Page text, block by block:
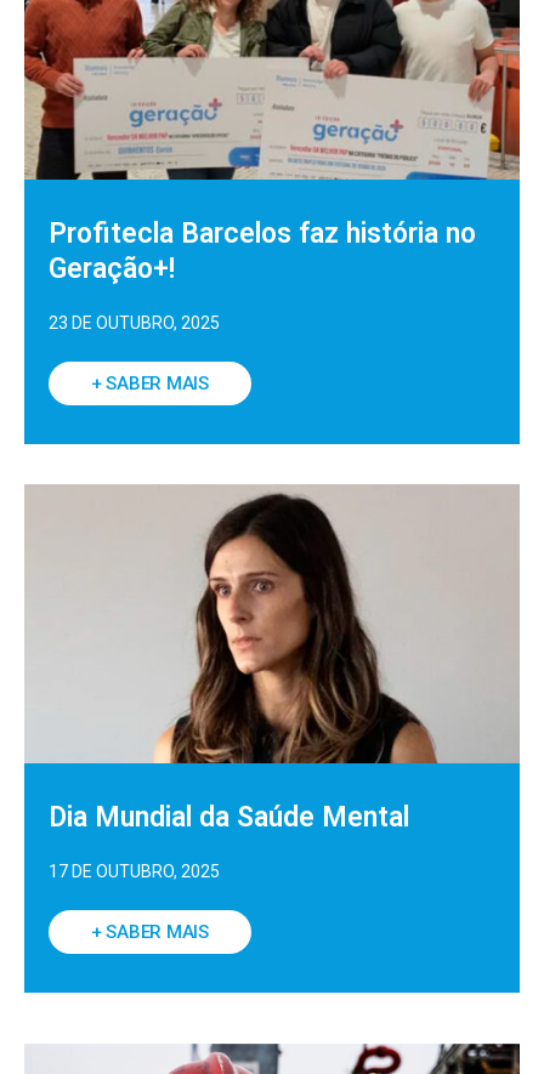
Profitecla Barcelos faz história no
Geração+!
23 DE OUTUBRO, 2025
+ SABER MAIS
Dia Mundial da Saúde Mental
17 DE OUTUBRO, 2025
+ SABER MAIS